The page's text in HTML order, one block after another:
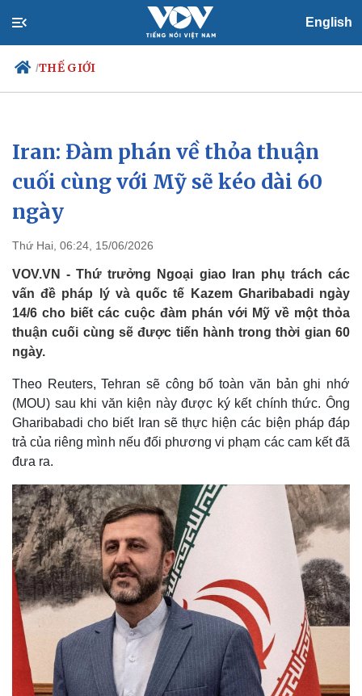
English
/THẾ GIỚI
Chính trị
Đảng
Tổ chức nhân sự
Quốc hội
Nhận diện sự thật
Xã hội
Tin 24h
Dự báo thời tiết
Iran: Đàm phán về thỏa thuận
cuối cùng với Mỹ sẽ kéo dài 60
ngày
Thứ Hai, 06:24, 15/06/2026
VOV.VN - Thứ trưởng Ngoại giao Iran phụ trách các
vấn đề pháp lý và quốc tế Kazem Gharibabadi ngày
14/6 cho biết các cuộc đàm phán với Mỹ về một thỏa
thuận cuối cùng sẽ được tiến hành trong thời gian 60
ngày.
Theo Reuters, Tehran sẽ công bố toàn văn bản ghi nhớ
(MOU) sau khi văn kiện này được ký kết chính thức. Ông
Gharibabadi cho biết Iran sẽ thực hiện các biện pháp đáp
trả của riêng mình nếu đối phương vi phạm các cam kết đã
đưa ra.